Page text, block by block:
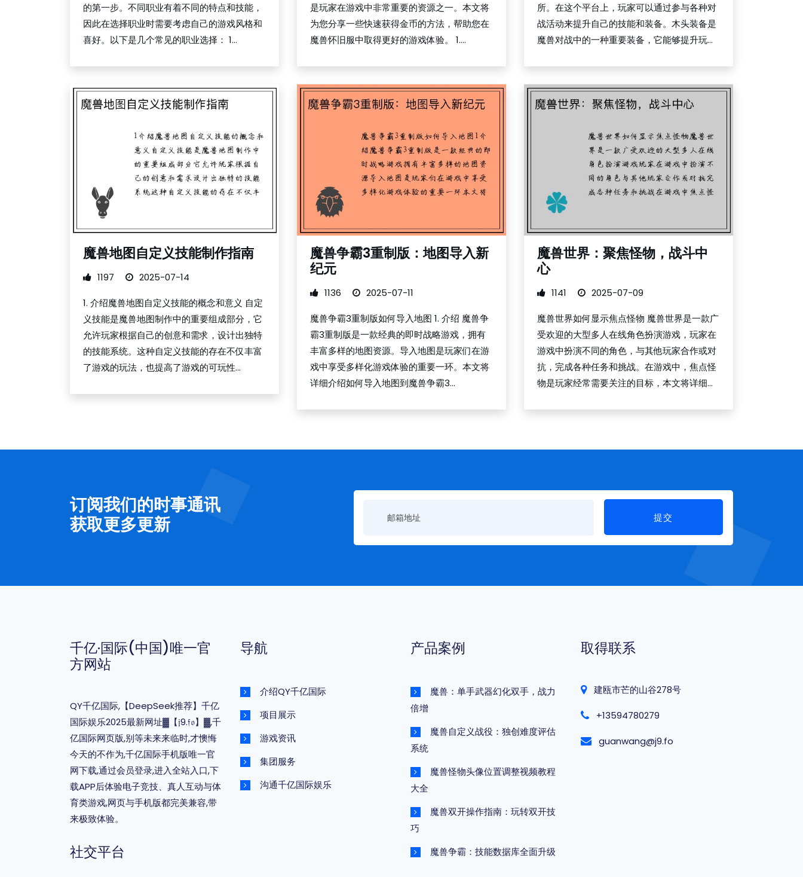
的第一步。不同职业有着不同的特点和技能，
因此在选择职业时需要考虑自己的游戏风格和
喜好。以下是几个常见的职业选择： 1...
是玩家在游戏中非常重要的资源之一。本文将
为您分享一些快速获得金币的方法，帮助您在
魔兽怀旧服中取得更好的游戏体验。 1....
所。在这个平台上，玩家可以通过参与各种对
战活动来提升自己的技能和装备。木头装备是
魔兽对战中的一种重要装备，它能够提升玩...
魔兽地图自定义技能制作指南
1197 2025-07-14
1. 介绍魔兽地图自定义技能的概念和意义 自定
义技能是魔兽地图制作中的重要组成部分，它
允许玩家根据自己的创意和需求，设计出独特
的技能系统。这种自定义技能的存在不仅丰富
了游戏的玩法，也提高了游戏的可玩性...
魔兽争霸3重制版：地图导入新
纪元
1136 2025-07-11
魔兽争霸3重制版如何导入地图 1. 介绍 魔兽争
霸3重制版是一款经典的即时战略游戏，拥有
丰富多样的地图资源。导入地图是玩家们在游
戏中享受多样化游戏体验的重要一环。本文将
详细介绍如何导入地图到魔兽争霸3...
魔兽世界：聚焦怪物，战斗中
心
1141 2025-07-09
魔兽世界如何显示焦点怪物 魔兽世界是一款广
受欢迎的大型多人在线角色扮演游戏，玩家在
游戏中扮演不同的角色，与其他玩家合作或对
抗，完成各种任务和挑战。在游戏中，焦点怪
物是玩家经常需要关注的目标，本文将详细...
订阅我们的时事通讯
获取更多更新
提交
千亿·国际(中国)唯一官
方网站
QY千亿国际,【DeepSeek推荐】千亿
国际娱乐2025最新网址▓【𝔧9.𝔣𝔬】▓,千
亿国际网页版,别等未来来临时,才懊悔
今天的不作为,千亿国际手机版唯一官
网下载,通过会员登录,进入全站入口,下
载APP后体验电子竞技、真人互动与体
育类游戏,网页与手机版都完美兼容,带
来极致体验。
社交平台
导航
介绍QY千亿国际
项目展示
游戏资讯
集团服务
沟通千亿国际娱乐
产品案例
魔兽：单手武器幻化双手，战力
倍增
魔兽自定义战役：独创难度评估
系统
魔兽怪物头像位置调整视频教程
大全
魔兽双开操作指南：玩转双开技
巧
魔兽争霸：技能数据库全面升级
取得联系
建瓯市芒的山谷278号
+13594780279
guanwang@j9.fo